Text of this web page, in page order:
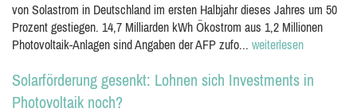
von Solastrom in Deutschland im ersten Halbjahr dieses Jahres um 50
Prozent gestiegen. 14,7 Milliarden kWh Ökostrom aus 1,2 Millionen
Photovoltaik-Anlagen sind Angaben der AFP zufo... weiterlesen
Solarförderung gesenkt: Lohnen sich Investments in
Photovoltaik noch?